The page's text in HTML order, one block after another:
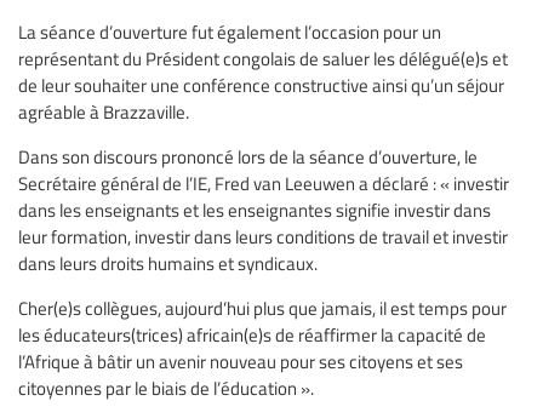
La séance d’ouverture fut également l’occasion pour un
représentant du Président congolais de saluer les délégué(e)s et
de leur souhaiter une conférence constructive ainsi qu’un séjour
agréable à Brazzaville.
Dans son discours prononcé lors de la séance d’ouverture, le
Secrétaire général de l’IE, Fred van Leeuwen a déclaré : « investir
dans les enseignants et les enseignantes signifie investir dans
leur formation, investir dans leurs conditions de travail et investir
dans leurs droits humains et syndicaux.
Cher(e)s collègues, aujourd’hui plus que jamais, il est temps pour
les éducateurs(trices) africain(e)s de réaffirmer la capacité de
l’Afrique à bâtir un avenir nouveau pour ses citoyens et ses
citoyennes par le biais de l’éducation ».